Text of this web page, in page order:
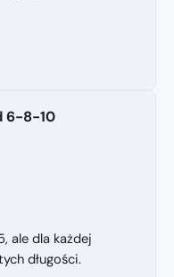
6-8-10
ale dla każdej
długości.